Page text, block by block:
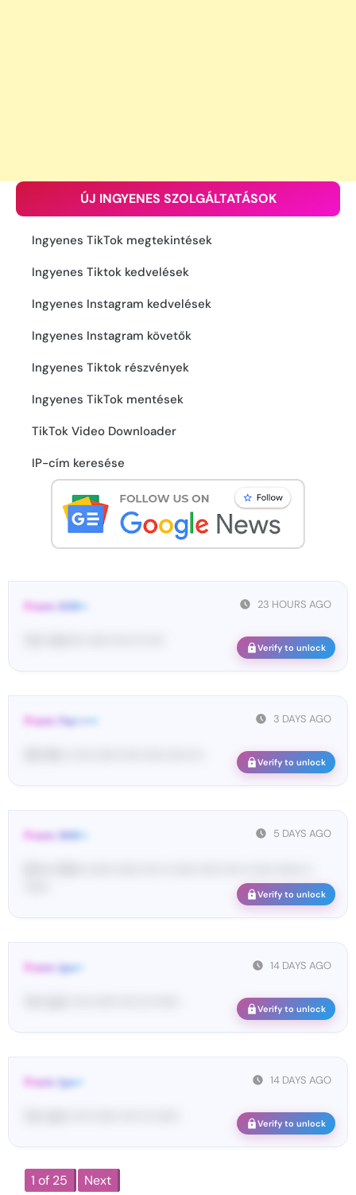
ÚJ INGYENES SZOLGÁLTATÁSOK
Ingyenes TikTok megtekintések
Ingyenes Tiktok kedvelések
Ingyenes Instagram kedvelések
Ingyenes Instagram követők
Ingyenes Tiktok részvények
Ingyenes TikTok mentések
TikTok Video Downloader
IP-cím keresése
23 HOURS AGO
From: 628••
Verify to unlock
3 DAYS AGO
From: Fac•••••
Verify to unlock
5 DAYS AGO
From: SHE••
Verify to unlock
14 DAYS AGO
From: Ips••
Verify to unlock
14 DAYS AGO
From: Ips••
Verify to unlock
1 of 25
Next